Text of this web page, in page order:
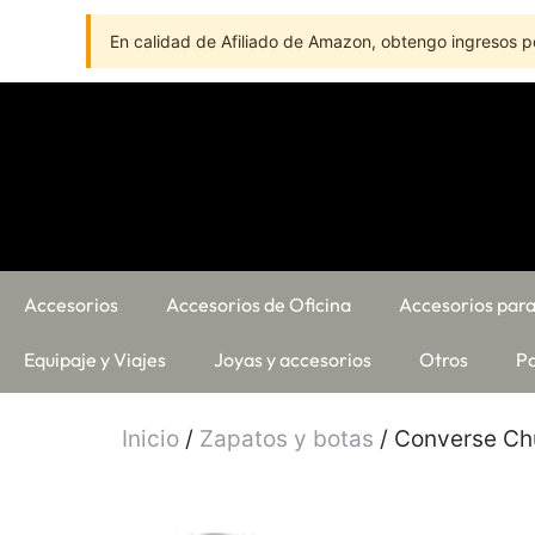
En calidad de Afiliado de Amazon, obtengo ingresos
Accesorios Accesorios de Oficina Accesorios
Equipaje y Viajes Joyas y accesorios Otros
Inicio / Zapatos y botas / Converse